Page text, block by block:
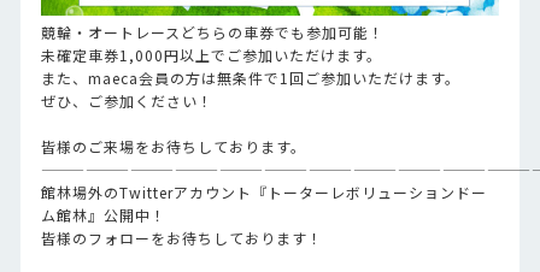
競輪・オートレースどちらの車券でも参加可能！
未確定車券1,000円以上でご参加いただけます。
また、maeca会員の方は無条件で1回ご参加いただけます。
ぜひ、ご参加ください！
皆様のご来場をお待ちしております。
館林場外のTwitterアカウント『トーターレボリューションドー
ム館林』公開中！
皆様のフォローをお待ちしております！